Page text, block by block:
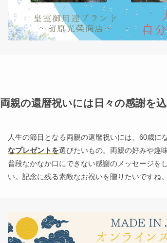
両親の還暦祝いには日々の感謝を
人生の節目となる両親の還暦祝いには、60歳に
なプレゼントを選びたいもの。両親の好みや趣
普段なかなか口にできない感謝のメッセージを
い。記念に残る素敵なお祝いを贈りたいですね。